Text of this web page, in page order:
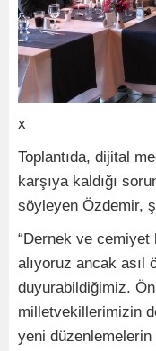
x
Toplantıda, dijital
karşıya kaldığı
söyleyen Özdemir,
“Dernek ve cemiyet
alıyoruz ancak asıl
duyurabildiğimiz.
milletvekillerimizin
yeni